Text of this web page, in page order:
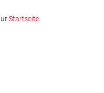
Startseite